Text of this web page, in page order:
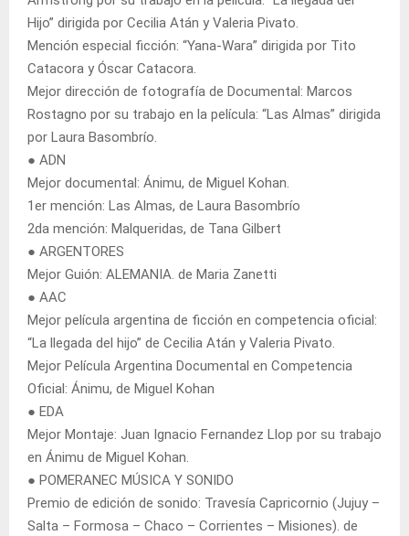
Hijo” dirigida por Cecilia Atán y Valeria Pivato.
Mención especial ficción: “Yana-Wara” dirigida por Tito
Catacora y Óscar Catacora.
Mejor dirección de fotografía de Documental: Marcos
Rostagno por su trabajo en la película: “Las Almas” dirigida
por Laura Basombrío.
● ADN
Mejor documental: Ánimu, de Miguel Kohan.
1er mención: Las Almas, de Laura Basombrío
2da mención: Malqueridas, de Tana Gilbert
● ARGENTORES
Mejor Guión: ALEMANIA. de Maria Zanetti
● AAC
Mejor película argentina de ficción en competencia oficial:
“La llegada del hijo” de Cecilia Atán y Valeria Pivato.
Mejor Película Argentina Documental en Competencia
Oficial: Ánimu, de Miguel Kohan
● EDA
Mejor Montaje: Juan Ignacio Fernandez Llop por su trabajo
en Ánimu de Miguel Kohan.
● POMERANEC MÚSICA Y SONIDO
Premio de edición de sonido: Travesía Capricornio (Jujuy –
Salta – Formosa – Chaco – Corrientes – Misiones). de